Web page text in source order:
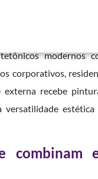
por duas lâminas
modernos
corporativos,
externa recebe
estética
combinam